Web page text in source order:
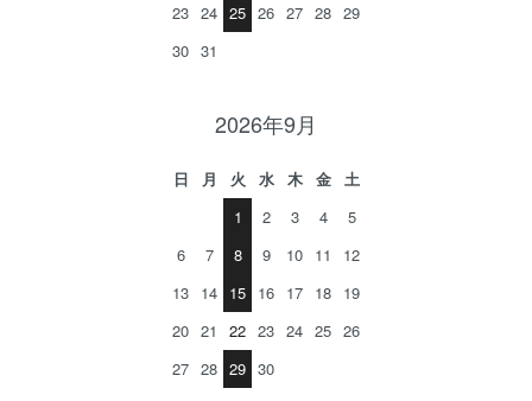
23 24 25 26 27 28 29
30 31
2026年9月
日 月 火 水 木 金
土
1
2 3 4
5
6
7 8 9 10 11
12
13 14 15 16 17 18 19
20 21 22 23 24 25 26
27 28 29 30